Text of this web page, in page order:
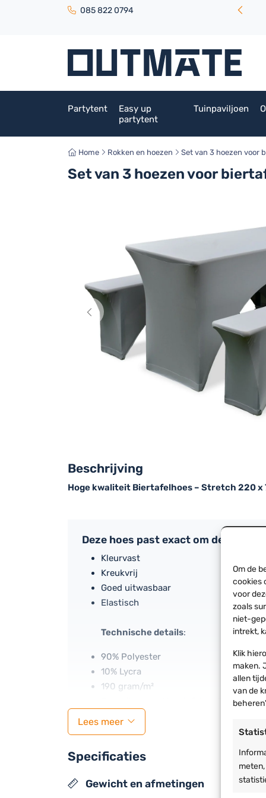
Om de
cookies
voor
zoals
niet-
intrekt,
Klik
maken.
allen
van de
085 822 0794
Partytent
Easy up
partytent
Tuinpaviljoen
Home Rokken en hoezen Set van 3 hoezen voor
Set van 3 hoezen voor
Beschrijving
Hoge kwaliteit Biertafelhoes – Stretch 220 x
Deze hoes past exact om de
Kleurvast
Kreukvrij
Goed uitwasbaar
Elastisch
Technische details:
90% Polyester
10% Lycra
190 gram/m²
Geschikt voor 1 biertafel en 2 banken
Als de afmetingen van je biertafel iets afwijkt
gemakkelijk op biertafels en banken met
In diverse kleuren op voorraad.
Lees meer
Specificaties
Gewicht en afmetingen